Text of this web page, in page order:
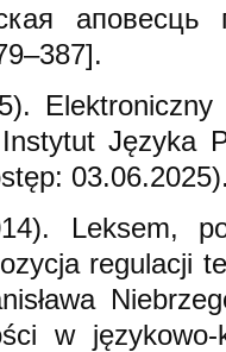
Języka
Leksem,
regulacji
w